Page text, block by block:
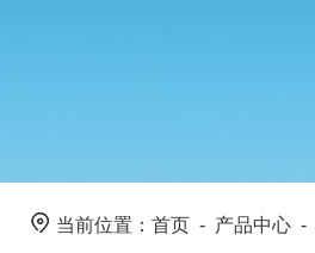
当前位置： 首页 - 产品中心 -